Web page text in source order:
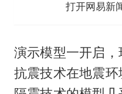
打开网易新
演示模型一开启
抗震技术在地震